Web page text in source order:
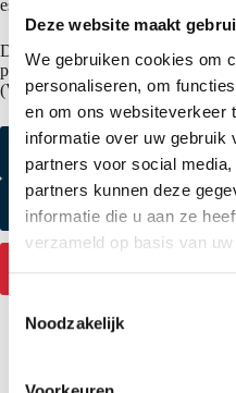
Deze website maakt
We gebruiken cookies om
personaliseren, om
en om ons websiteverkeer
informatie over uw gebruik
partners voor social
partners kunnen deze
informatie die u aan ze
verzameld op basis van
T
Noodzakelijk
esthetische uitstraling aan de
De standaard stapeling van
profilering is A/A/A/A, zodat ook
(VIAVAC) vacuumheffer
Kleurmonster aanvragen
Productmonster aanvragen
Contact